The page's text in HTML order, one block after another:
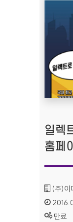
일렉
홈페
기관명
(주)이
인증
상태 :
만료